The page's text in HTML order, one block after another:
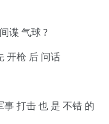
谍 气球 ?
开枪 后 问话
打击 也 是 不错 的